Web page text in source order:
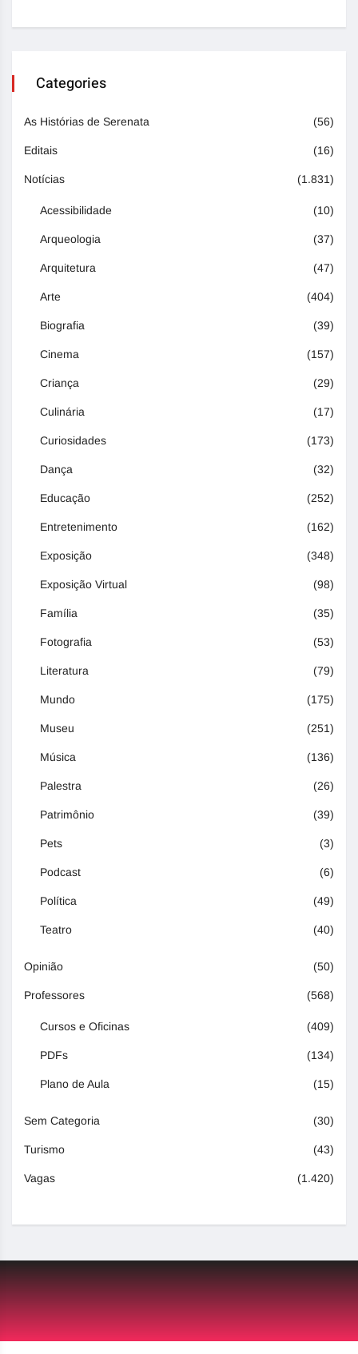
Categories
As Histórias de Serenata (56)
Editais (16)
Notícias (1.831)
Acessibilidade (10)
Arqueologia (37)
Arquitetura (47)
Arte (404)
Biografia (39)
Cinema (157)
Criança (29)
Culinária (17)
Curiosidades (173)
Dança (32)
Educação (252)
Entretenimento (162)
Exposição (348)
Exposição Virtual (98)
Família (35)
Fotografia (53)
Literatura (79)
Mundo (175)
Museu (251)
Música (136)
Palestra (26)
Patrimônio (39)
Pets (3)
Podcast (6)
Política (49)
Teatro (40)
Opinião (50)
Professores (568)
Cursos e Oficinas (409)
PDFs (134)
Plano de Aula (15)
Sem Categoria (30)
Turismo (43)
Vagas (1.420)